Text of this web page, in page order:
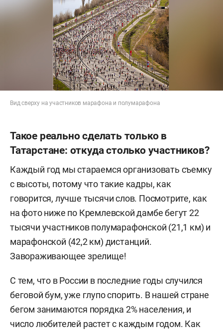
Вид сверху на участников марафона и полумарафона
Такое реально сделать только в
Татарстане: откуда столько участников?
Каждый год мы стараемся организовать съемку
с высоты, потому что такие кадры, как
говорится, лучше тысячи слов. Посмотрите, как
на фото ниже по Кремлевской дамбе бегут 22
тысячи участников полумарафонской (21,1 км) и
марафонской (42,2 км) дистанций.
Завораживающее зрелище!
С тем, что в России в последние годы случился
беговой бум, уже глупо спорить. В нашей стране
бегом занимаются порядка 2% населения, и
число любителей растет с каждым годом. Как